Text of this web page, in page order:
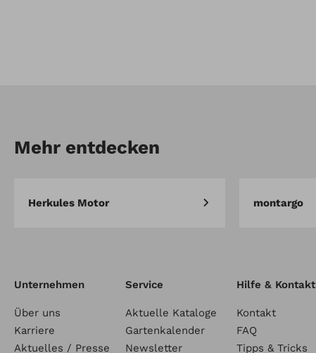
Mehr entdecken
Herkules Motor montargo
Unternehmen
Über uns
Karriere
Aktuelles / Presse
Service
Aktuelle Kataloge
Gartenkalender
Newsletter
Hilfe & Kontakt
Kontakt
FAQ
Tipps & Tricks